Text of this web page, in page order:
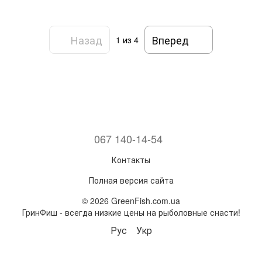
Назад 1 из 4 Вперед
067 140-14-54
Контакты
Полная версия сайта
© 2026 GreenFish.com.ua
ГринФиш - всегда низкие цены на рыболовные снасти!
Рус Укр